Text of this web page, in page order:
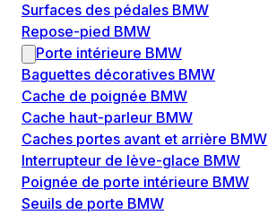
Surfaces des pédales BMW
Repose-pied BMW
Porte intérieure BMW
Baguettes décoratives BMW
Cache de poignée BMW
Cache haut-parleur BMW
Caches portes avant et arrière BMW
Interrupteur de lève-glace BMW
Poignée de porte intérieure BMW
Seuils de porte BMW